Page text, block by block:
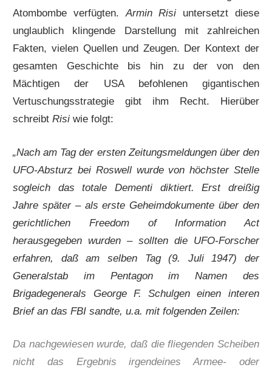
Atombombe verfügten.Armin Risi untersetzt diese
unglaublich klingende Darstellung mit zahlreichen
Fakten, vielen Quellen und Zeugen. Der Kontext der
gesamten Geschichte bis hin zu der von den
Mächtigen der USA befohlenen gigantischen
Vertuschungsstrategie gibt ihm Recht. Hierüber
schreibtRisi wie folgt:
„Nach am Tag der ersten Zeitungsmeldungen über den
UFO-Absturz bei Roswell wurde von höchster Stelle
sogleich das totale Dementi diktiert. Erst dreißig
Jahre später – als erste Geheimdokumente über den
gerichtlichen Freedom of Information Act
herausgegeben wurden – sollten die UFO-Forscher
erfahren, daß am selben Tag (9. Juli 1947) der
Generalstab im Pentagon im Namen des
Brigadegenerals George F. Schulgen einen interen
Brief an das FBI sandte, u.a. mit folgenden Zeilen:
Da nachgewiesen wurde, daß die fliegenden Scheiben
nicht das Ergebnis irgendeines Armee- oder